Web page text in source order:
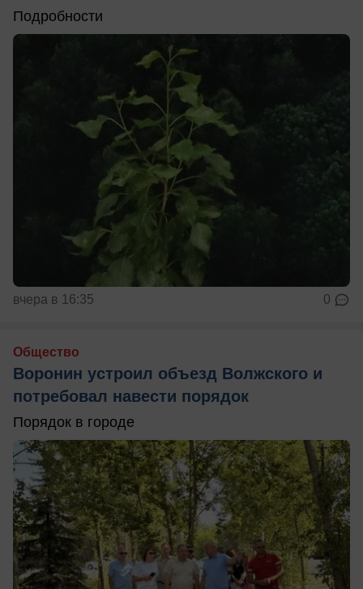
Подробности
вчера в 16:35 0
Общество
Воронин устроил объезд Волжского и
потребовал навести порядок
Порядок в городе